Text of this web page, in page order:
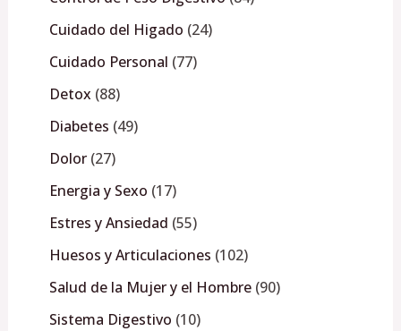
Cuidado del Higado 24
Cuidado Personal 77
Detox 88
Diabetes 49
Dolor 27
Energia y Sexo 17
Estres y Ansiedad 55
Huesos y Articulaciones 102
Salud de la Mujer y el Hombre 90
Sistema Digestivo 10